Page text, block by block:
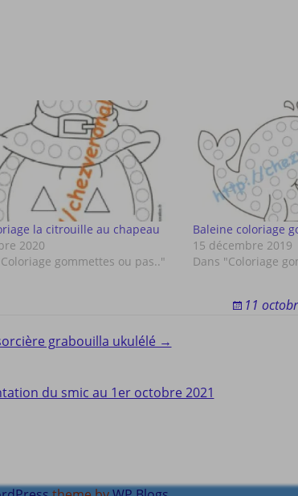
la citrouille au chapeau
2020
gommettes ou pas.."
Baleine coloriage
15 décembre 2019
Dans "Coloriage
11
grabouilla ukulélé →
du smic au 1er octobre 2021